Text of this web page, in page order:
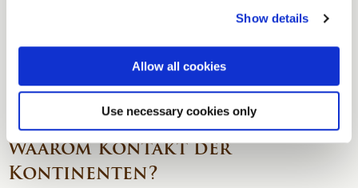
Show details
Allow all cookies
Use necessary cookies only
heb veel geleerd door te doen en mijn collega’s hebben
ik kreeg om deze functie eigen te maken, heeft me
enorm gemotiveerd. Dat zorgt er ook voor dat ik loyaal
ben aan de organisatie.”
Waarom Kontakt der
Kontinenten?